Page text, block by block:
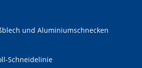
und Aluminiumschnecken
Schneidelinie